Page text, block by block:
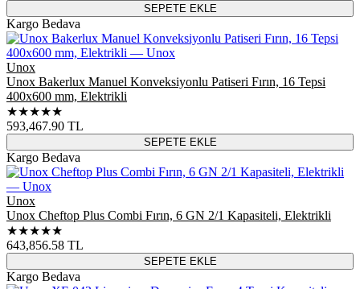
SEPETE EKLE
Kargo Bedava
Unox
Unox Bakerlux Manuel Konveksiyonlu Patiseri Fırın, 16 Tepsi
400x600 mm, Elektrikli
★★★★★
593,467.90 TL
SEPETE EKLE
Kargo Bedava
Unox
Unox Cheftop Plus Combi Fırın, 6 GN 2/1 Kapasiteli, Elektrikli
★★★★★
643,856.58 TL
SEPETE EKLE
Kargo Bedava